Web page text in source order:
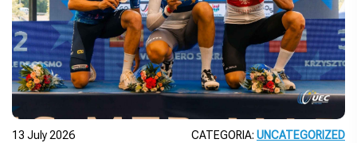
13 July 2026 CATEGORIA: UNCATEGORIZED